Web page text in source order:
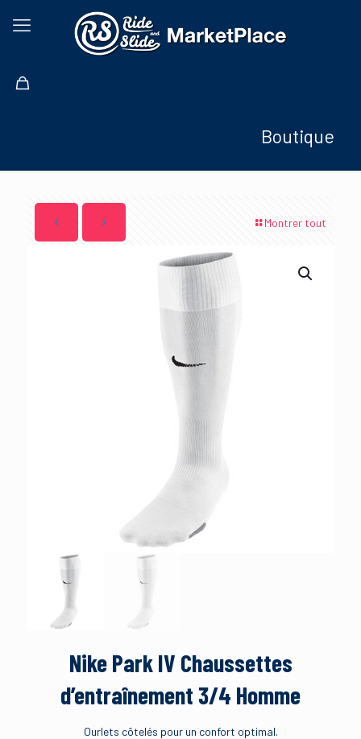
Boutique
Montrer tout
Nike Park IV Chaussettes
d’entraînement 3/4 Homme
Ourlets côtelés pour un confort optimal.